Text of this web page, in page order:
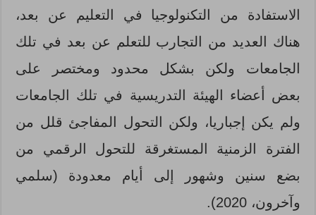
الاستفادة من التكنولوجيا في التعليم عن بعد،
هناك العديد من التجارب للتعلم عن بعد في تلك
الجامعات ولكن بشكل محدود ومختصر على
بعض أعضاء الهيئة التدريسية في تلك الجامعات
ولم يكن إجباريا، ولكن التحول المفاجئ قلل من
الفترة الزمنية المستغرقة للتحول الرقمي من
بضع سنين وشهور إلى أيام معدودة (سلمي
وآخرون، 2020).